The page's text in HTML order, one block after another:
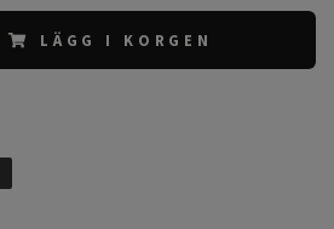
LÄGG I KORGEN